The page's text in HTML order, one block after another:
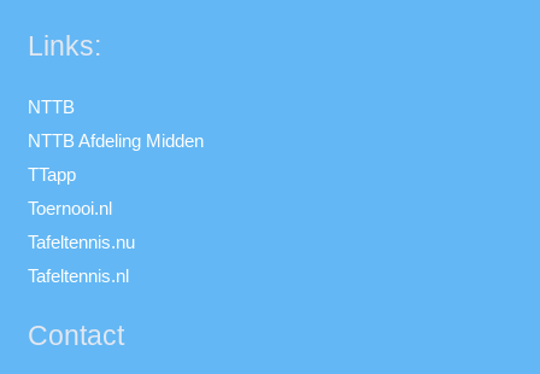
Links:
NTTB
NTTB Afdeling Midden
TTapp
Toernooi.nl
Tafeltennis.nu
Tafeltennis.nl
Contact